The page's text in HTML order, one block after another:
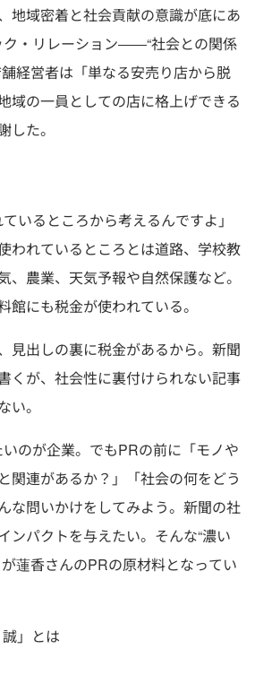
地域密着と社会貢献の意識が底にあ
ク・リレーション――“社会との関係
経営者は「単なる安売り店から脱
域の一員としての店に格上げできる
した。
いるところから考えるんですよ」
われているところとは道路、学校教
、農業、天気予報や自然保護など。
館にも税金が使われている。
見出しの裏に税金があるから。新聞
くが、社会性に裏付けられない記事
い。
のが企業。でもPRの前に「モノや
関連があるか？」「社会の何をどう
な問いかけをしてみよう。新聞の社
ンパクトを与えたい。そんな“濃い
蓮香さんのPRの原材料となってい
」とは